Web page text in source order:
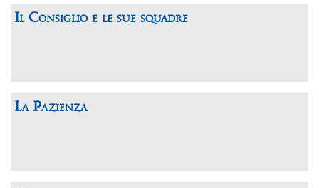
Il Consiglio e le sue squadre
La Pazienza